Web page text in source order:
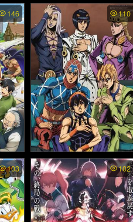
Kud
อดนั
"ซีโ
ำขอ
Tower Of God ss2 พากย์ไ
ทย - หอคอยเทพพระเจ้า ภา
ค2 (2024)
146
H
ทย -
หาร
110
JoJo’s Bizarre Adventure
Golden Wind พากย์ไทย - โ
กลเดนวิน สายลมทองคำ ภ
าค4 (2019)
103 102